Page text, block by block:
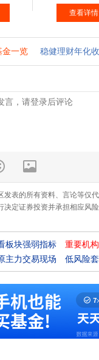
发表的所有资料、言论等仅
决定证券投资并承担相应风
板块强弱指标
重要机
主力交易现场 低风险